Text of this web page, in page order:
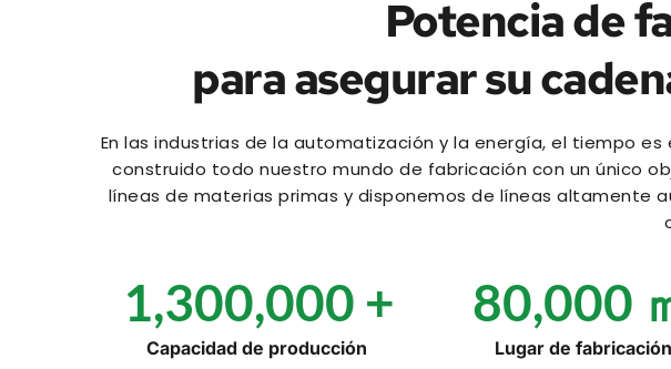
Potencia de
para asegurar su
En las industrias de la automatización y la energía, el tiempo
construido todo nuestro mundo de fabricación con un único
líneas de materias primas y disponemos de líneas altamente
1,300,000 +
Capacidad de producción
80,000
Lugar de fabricación